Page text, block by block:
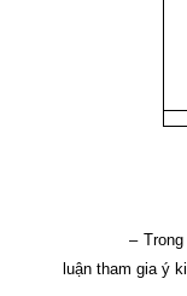
–
luận tham gia ý